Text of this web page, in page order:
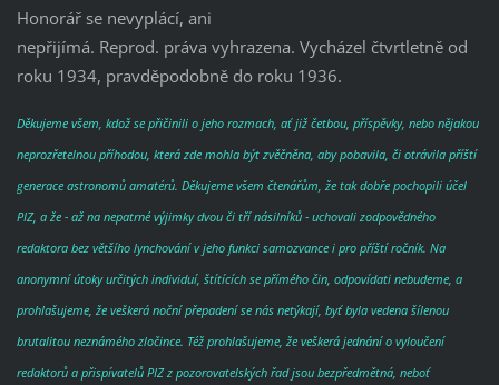
Honorář se nevyplácí, ani
nepřijímá. Reprod. práva vyhrazena. Vycházel čtvrtletně od
roku 1934, pravděpodobně do roku 1936.
Děkujeme všem, kdož se přičinili o jeho rozmach, ať již četbou, příspěvky, nebo nějakou
neprozřetelnou příhodou, která zde mohla být zvěčněna, aby pobavila, či otrávila příští
generace astronomů amatérů. Děkujeme všem čtenářům, že tak dobře pochopili účel
PIZ, a že - až na nepatrné výjimky dvou či tří násilníků - uchovali zodpovědného
redaktora bez většího lynchování v jeho funkci samozvance i pro příští ročník. Na
anonymní útoky určitých individuí, štítících se přímého čin, odpovídati nebudeme, a
prohlašujeme, že veškerá noční přepadení se nás netýkají, byť byla vedena šílenou
brutalitou neznámého zločince. Též prohlašujeme, že veškerá jednání o vyloučení
redaktorů a přispívatelů PIZ z pozorovatelských řad jsou bezpředmětná, neboť